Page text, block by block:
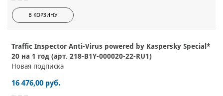
В КОРЗИНУ
Traffic Inspector Anti-Virus powered by Kaspersky Special*
20 на 1 год (арт. 218-B1Y-000020-22-RU1)
Новая подписка
16 476,00 руб.